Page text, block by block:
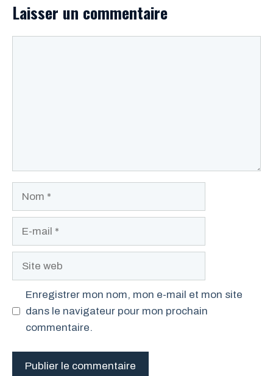
Laisser un commentaire
Site
Enregistrer mon nom, mon e-mail et mon site
dans le navigateur pour mon prochain
commentaire.